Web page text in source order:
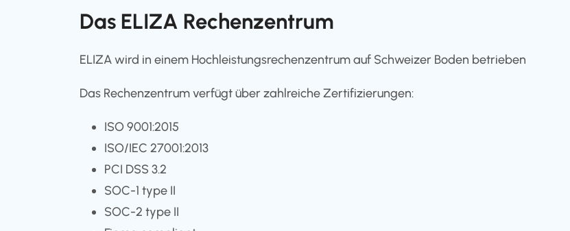
Das ELIZA Rechenzentrum
ELIZA wird in einem Hochleistungsrechenzentrum auf Schweizer Boden betrieben
Das Rechenzentrum verfügt über zahlreiche Zertifizierungen:
ISO 9001:2015
ISO/IEC 27001:2013
PCI DSS 3.2
SOC-1 type II
SOC-2 type II